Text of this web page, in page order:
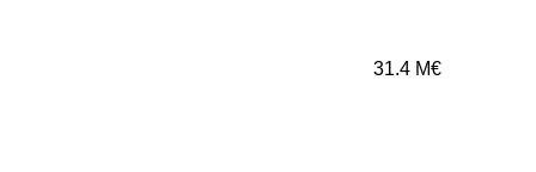
31.4 M€